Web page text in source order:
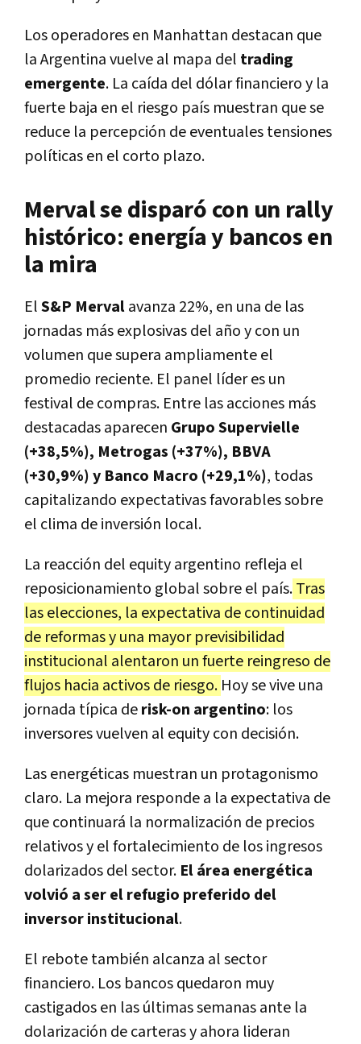
Los operadores en Manhattan destacan que
la Argentina vuelve al mapa del trading
emergente. La caída del dólar financiero y la
fuerte baja en el riesgo país muestran que se
reduce la percepción de eventuales tensiones
políticas en el corto plazo.
Merval se disparó con un rally
histórico: energía y bancos en
la mira
ElS&P Mervalavanza 22%, en una de las
jornadas más explosivas del año y con un
volumen que supera ampliamente el
promedio reciente. El panel líder es un
festival de compras. Entre las acciones más
destacadas aparecen Grupo Supervielle
(+38,5%), Metrogas (+37%), BBVA
(+30,9%) y Banco Macro (+29,1%), todas
capitalizando expectativas favorables sobre
el clima de inversión local.
La reacción del equity argentino refleja el
reposicionamiento global sobre el país.Tras
las elecciones, la expectativa de continuidad
de reformas y una mayor previsibilidad
institucional alentaron un fuerte reingreso de
flujos hacia activos de riesgo. Hoy se vive una
jornada típica derisk-on argentino: los
inversores vuelven al equity con decisión.
Las energéticas muestran un protagonismo
claro. La mejora responde a la expectativa de
que continuará la normalización de precios
relativos y el fortalecimiento de los ingresos
dolarizados del sector. El área energética
volvió a ser el refugio preferido del
inversor institucional.
El rebote también alcanza al sector
financiero. Los bancos quedaron muy
castigados en las últimas semanas ante la
dolarización de carteras y ahora lideran